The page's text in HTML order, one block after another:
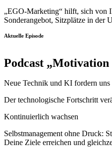
„EGO-Marketing“ hilft, sich von
Sonderangebot, Sitzplätze in der
Aktuelle Episode
Podcast
Neue Technik und KI fordern uns
Der technologische Fortschritt
Kontinuierlich wachsen
Selbstmanagement ohne Druck:
Deine Ziele erreichen und